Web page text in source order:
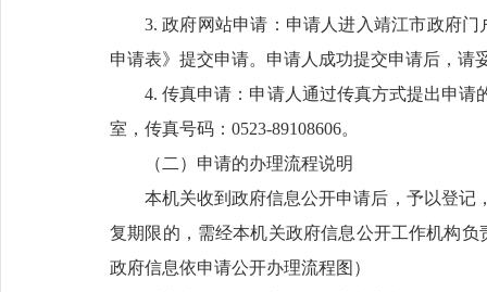
3. 政府网站申请：申请人进入靖江市政府
申请表》提交申请。申请人成功提交申请后，请
4. 传真申请：申请人通过传真方式提出申
室，传真号码：0523-89108606。
（二）申请的办理流程说明
本机关收到政府信息公开申请后，予以登记
复期限的，需经本机关政府信息公开工作机构
政府信息依申请公开办理流程图）